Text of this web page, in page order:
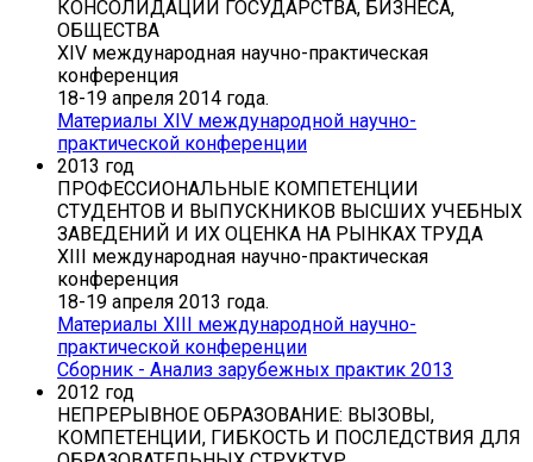
КОНСОЛИДАЦИИ ГОСУДАРСТВА, БИЗНЕСА,
ОБЩЕСТВА
XIV международная научно-практическая
конференция
18-19 апреля 2014 года.
Материалы XIV международной научно-
практической конференции
2013 год
ПРОФЕССИОНАЛЬНЫЕ КОМПЕТЕНЦИИ
СТУДЕНТОВ И ВЫПУСКНИКОВ ВЫСШИХ УЧЕБНЫХ
ЗАВЕДЕНИЙ И ИХ ОЦЕНКА НА РЫНКАХ ТРУДА
XIII международная научно-практическая
конференция
18-19 апреля 2013 года.
Материалы XIII международной научно-
практической конференции
Сборник - Анализ зарубежных практик 2013
2012 год
НЕПРЕРЫВНОЕ ОБРАЗОВАНИЕ: ВЫЗОВЫ,
КОМПЕТЕНЦИИ, ГИБКОСТЬ И ПОСЛЕДСТВИЯ ДЛЯ